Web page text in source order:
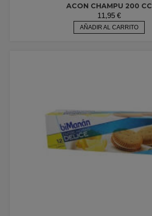
ACON CHAMPU 200 CC
11,95 €
AÑADIR AL CARRITO